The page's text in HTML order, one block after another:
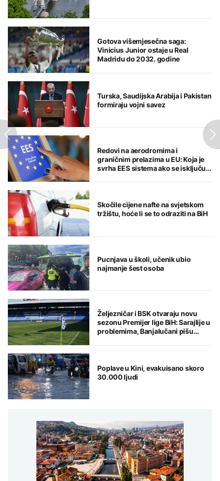
Gotova višemjesečna saga:
Vinicius Junior ostaje u Real
Madridu do 2032. godine
Turska, Saudijska Arabija i Pakistan
formiraju vojni savez
Redovi na aerodromima i
graničnim prelazima u EU: Koja je
svrha EES sistema ako se isključuje
Skočile cijene nafte na svjetskom
tržištu, hoće li se to odraziti na BiH
Pucnjava u školi, učenik ubio
najmanje šest osoba
Željezničar i BSK otvaraju novu
sezonu Premijer lige BiH: Sarajlije u
problemima, Banjalučani pišu
Poplave u Kini, evakuisano skoro
30.000 ljudi